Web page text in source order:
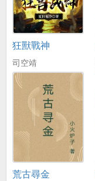
狂獸戰神
司空靖
荒古尋金